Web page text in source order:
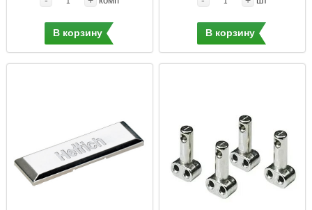
В корзину В корзину